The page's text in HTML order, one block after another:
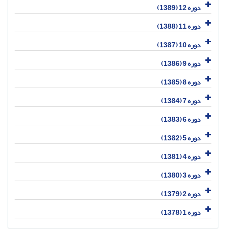
دوره 12 (1389)
دوره 11 (1388)
دوره 10 (1387)
دوره 9 (1386)
دوره 8 (1385)
دوره 7 (1384)
دوره 6 (1383)
دوره 5 (1382)
دوره 4 (1381)
دوره 3 (1380)
دوره 2 (1379)
دوره 1 (1378)